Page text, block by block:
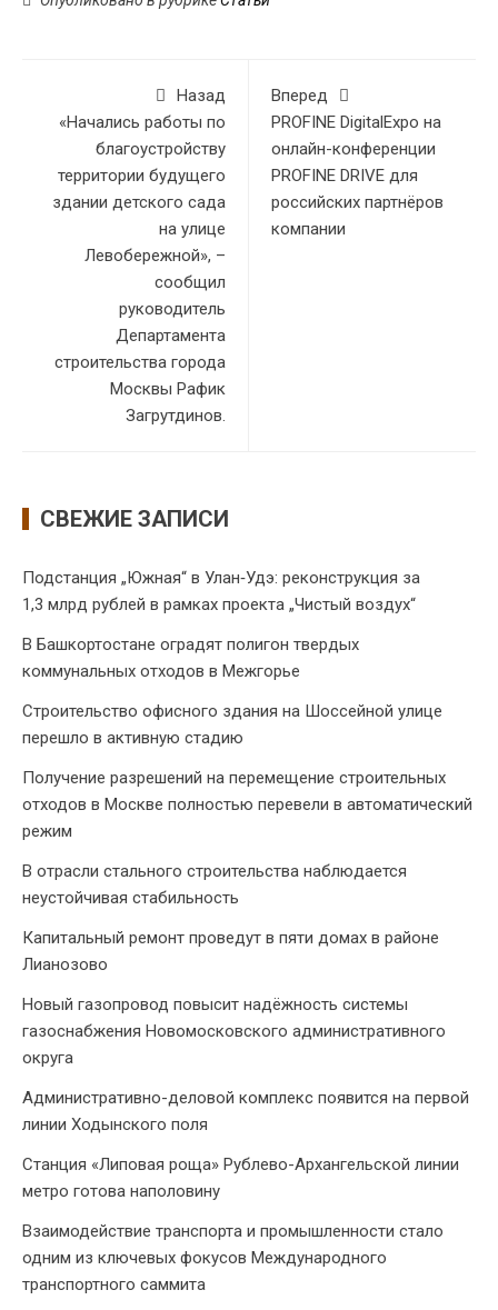
Назад
«Начались работы по
благоустройству
территории будущего
здании детского сада
на улице
Левобережной», –
сообщил
руководитель
Департамента
строительства города
Москвы Рафик
Загрутдинов.
Вперед
PROFINE DigitalExpo на
онлайн-конференции
PROFINE DRIVE для
российских партнёров
компании
СВЕЖИЕ ЗАПИСИ
Подстанция „Южная“ в Улан‑Удэ: реконструкция за
1,3 млрд рублей в рамках проекта „Чистый воздух“
В Башкортостане оградят полигон твердых
коммунальных отходов в Межгорье
Строительство офисного здания на Шоссейной улице
перешло в активную стадию
Получение разрешений на перемещение строительных
отходов в Москве полностью перевели в автоматический
режим
В отрасли стального строительства наблюдается
неустойчивая стабильность
Капитальный ремонт проведут в пяти домах в районе
Лианозово
Новый газопровод повысит надёжность системы
газоснабжения Новомосковского административного
округа
Административно-деловой комплекс появится на первой
линии Ходынского поля
Станция «Липовая роща» Рублево-Архангельской линии
метро готова наполовину
Взаимодействие транспорта и промышленности стало
одним из ключевых фокусов Международного
транспортного саммита